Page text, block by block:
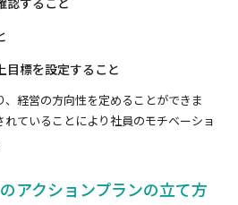
目標を設定すること
経営の方向性を定めることができま
ていることにより社員のモチベーショ
アクションプランの立て方